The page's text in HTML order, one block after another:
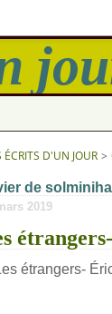
ÉCRITS D'UN JOUR >
de
2019